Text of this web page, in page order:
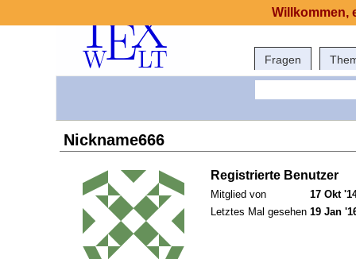
Fragen
Nickname666
Registrierte Benutzer
Mitglied von
17 Okt
Letztes Mal gesehen 19 Jan
Willkommen,